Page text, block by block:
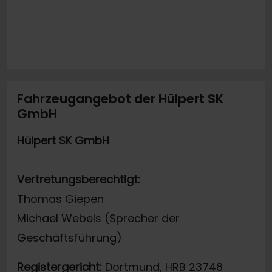
Fahrzeugangebot der Hülpert SK
GmbH
Hülpert SK GmbH
Vertretungsberechtigt:
Thomas Giepen
Michael Webels (Sprecher der
Geschäftsführung)
Registergericht: Dortmund, HRB 23748